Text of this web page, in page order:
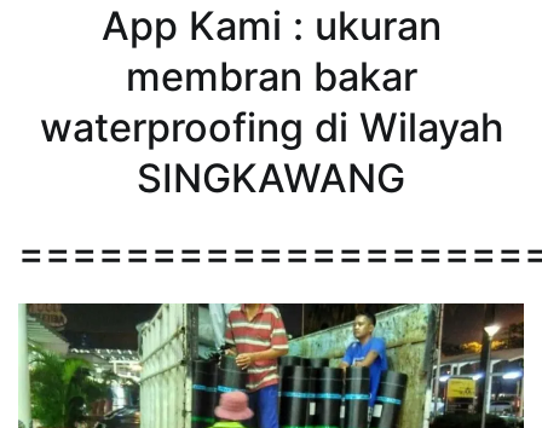
App Kami : ukuran
membran bakar
waterproofing di Wilayah
SINGKAWANG